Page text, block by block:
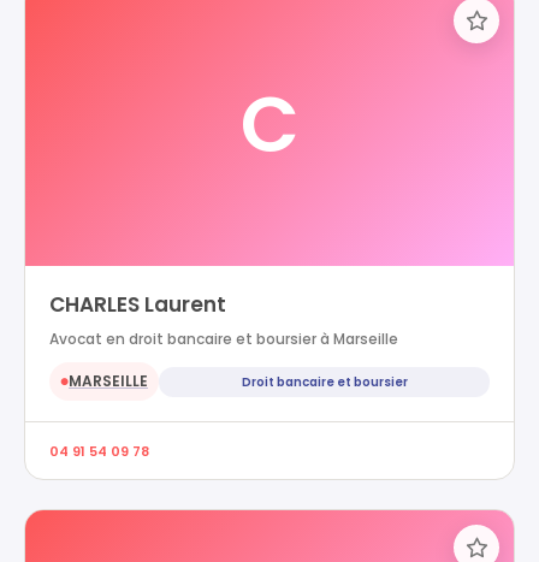
C
CHARLES Laurent
Avocat en droit bancaire et boursier à Marseille
●MARSEILLE Droit bancaire et boursier
04 91 54 09 78